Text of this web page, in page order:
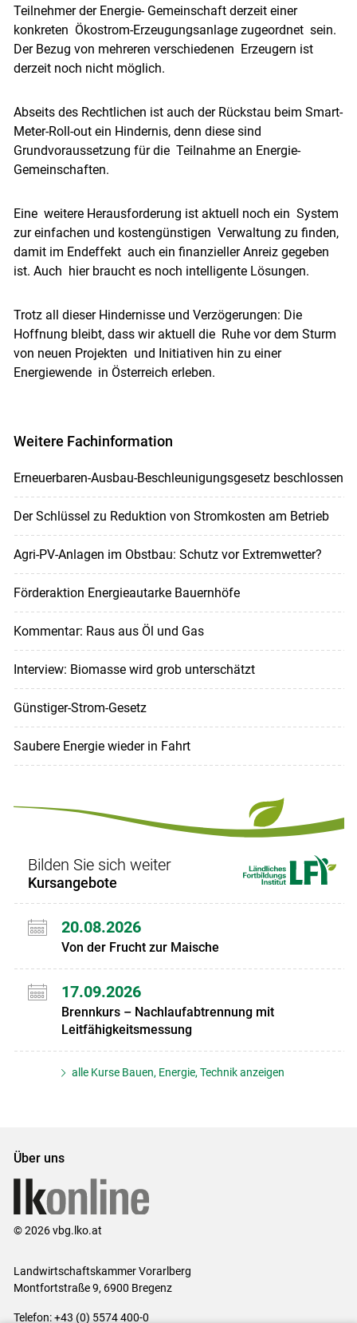
Teilnehmer der Energie- Gemeinschaft derzeit einer
konkreten Ökostrom-Erzeugungsanlage zugeordnet sein.
Der Bezug von mehreren verschiedenen Erzeugern ist
derzeit noch nicht möglich.
Abseits des Rechtlichen ist auch der Rückstau beim Smart-
Meter-Roll-out ein Hindernis, denn diese sind
Grundvoraussetzung für die Teilnahme an Energie-
Gemeinschaften.
Eine weitere Herausforderung ist aktuell noch ein System
zur einfachen und kostengünstigen Verwaltung zu finden,
damit im Endeffekt auch ein finanzieller Anreiz gegeben
ist. Auch hier braucht es noch intelligente Lösungen.
Trotz all dieser Hindernisse und Verzögerungen: Die
Hoffnung bleibt, dass wir aktuell die Ruhe vor dem Sturm
von neuen Projekten und Initiativen hin zu einer
Energiewende in Österreich erleben.
Weitere Fachinformation
Erneuerbaren-Ausbau-Beschleunigungsgesetz beschlossen
Der Schlüssel zu Reduktion von Stromkosten am Betrieb
Agri-PV-Anlagen im Obstbau: Schutz vor Extremwetter?
Förderaktion Energieautarke Bauernhöfe
Kommentar: Raus aus Öl und Gas
Interview: Biomasse wird grob unterschätzt
Günstiger-Strom-Gesetz
Saubere Energie wieder in Fahrt
Bilden Sie sich weiter
Kursangebote
20.08.2026
Von der Frucht zur Maische
17.09.2026
Brennkurs – Nachlaufabtrennung mit
Leitfähigkeitsmessung
alle Kurse Bauen, Energie, Technik anzeigen
Über uns
© 2026 vbg.lko.at
Landwirtschaftskammer Vorarlberg
Montfortstraße 9, 6900 Bregenz
Telefon: +43 (0) 5574 400-0